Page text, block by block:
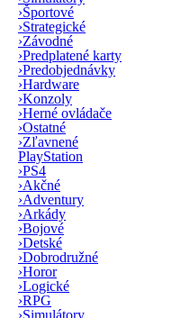
›Športové
›Strategické
›Závodné
›Predplatené karty
›Predobjednávky
›Hardware
›Konzoly
›Herné ovládače
›Ostatné
›Zľavnené
PlayStation
›PS4
›Akčné
›Adventury
›Arkády
›Bojové
›Detské
›Dobrodružné
›Horor
›Logické
›RPG
›Simulátory